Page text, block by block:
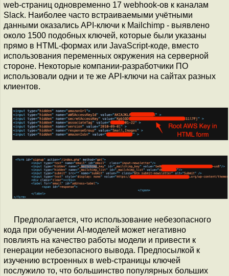
web-страниц одновременно 17 webhook-ов к каналам
Slack. Наиболее часто встраиваемыми учётными
данными оказались API-ключи к Mailchimp - выявлено
около 1500 подобных ключей, которые были указаны
прямо в HTML-формах или JavaScript-коде, вместо
использования переменных окружения на серверной
стороне. Некоторые компании-разработчики ПО
использовали одни и те же API-ключи на сайтах разных
клиентов.
Предполагается, что использование небезопасного
кода при обучении AI-моделей может негативно
повлиять на качество работы модели и привести к
генерации небезопасного вывода. Предпосылкой к
изучению встроенных в web-страницы ключей
послужило то, что большинство популярных больших